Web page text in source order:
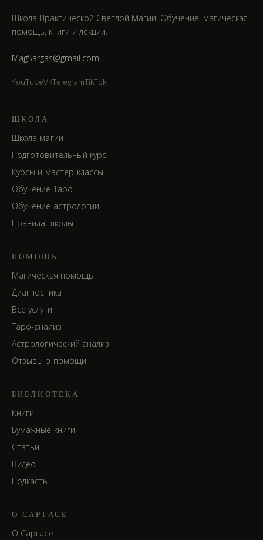
Школа Практической Светлой Магии. Обучение, магическая
помощь, книги и лекции.
MagSargas@gmail.com
YouTubeVKTelegramTikTok
ШКОЛА
Школа магии
Подготовительный курс
Курсы и мастер-классы
Обучение Таро
Обучение астрологии
Правила школы
ПОМОЩЬ
Магическая помощь
Диагностика
Все услуги
Таро-анализ
Астрологический анализ
Отзывы о помощи
БИБЛИОТЕКА
Книги
Бумажные книги
Статьи
Видео
Подкасты
О САРГАСЕ
О Саргасе